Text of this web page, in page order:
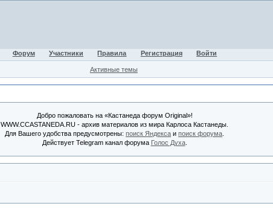
Форум Участники Правила Регистрация Войти
Активные темы
Добро пожаловать на «Кастанеда форум Original»!
WWW.CCASTANEDA.RU - архив материалов из мира Карлоса Кастанеды.
Для Вашего удобства предусмотрены:поиск Яндекса ипоиск форума
Действует Telegram канал форума Голос Духа.